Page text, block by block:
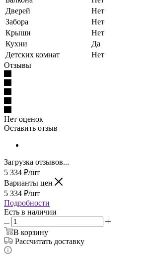
Дверей
Нет
Забора
Нет
Крыши
Нет
Кухни
Да
Детских комнат
Нет
Отзывы
Нет оценок
Оставить отзыв
Загрузка отзывов...
5 334 ₽/шт
Варианты цен
5 334 ₽/шт
Подробности
Есть в наличии
В корзину
Рассчитать доставку